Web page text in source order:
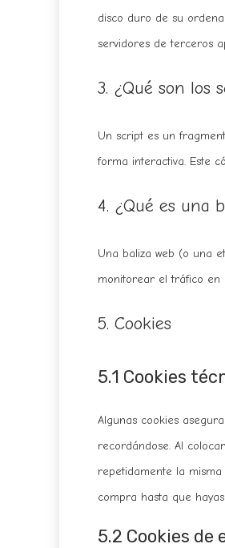
disco duro de su
servidores de terceros
3. ¿Qué son los
Un script es un
forma interactiva. Este
4. ¿Qué es una
Una baliza web (o una
monitorear el tráfico en
5. Cookies
5.1 Cookies
Algunas cookies
recordándose. Al
repetidamente la
compra hasta que
5.2 Cookies